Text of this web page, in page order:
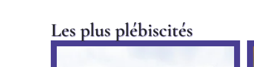
Les plus plébiscités